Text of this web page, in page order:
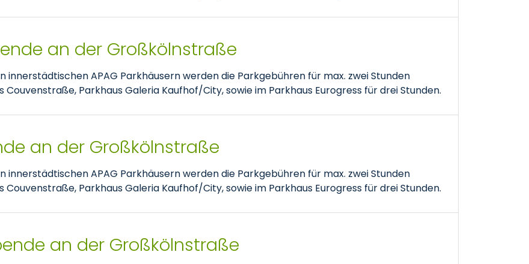
an der Großkölnstraße
APAG Parkhäusern werden die Parkgebühren für max. zwei Stunden
Parkhaus Galeria Kaufhof/City, sowie im Parkhaus Eurogress für drei Stunden.
an der Großkölnstraße
APAG Parkhäusern werden die Parkgebühren für max. zwei Stunden
Parkhaus Galeria Kaufhof/City, sowie im Parkhaus Eurogress für drei Stunden.
an der Großkölnstraße